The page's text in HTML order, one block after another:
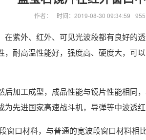
作者： 时间：2019-08-30 09:34:59
在紫外、红外、可见光波段都有良好的
耐高温性能好，强度高、硬度大，可
加工成型，成品性能与镜片性能相同
为先进国家高速战斗机，导弹等中波透
窗口材料，与普通的宽波段窗口材料